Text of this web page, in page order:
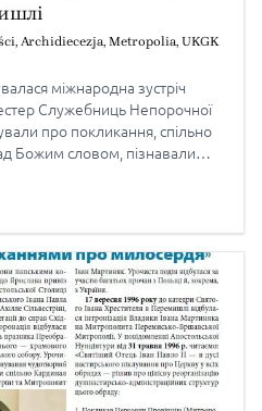
, Archidiecezja, Metropolia, UKGK
міжнародна зустріч
Служебниць Непорочної
про покликання, спільно
Божим словом, пізнавали
сестер з усіх
радниці з […]